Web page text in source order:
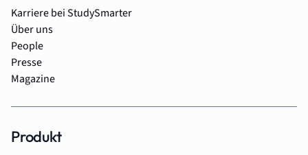
Karriere bei StudySmarter
Über uns
People
Presse
Magazine
Produkt